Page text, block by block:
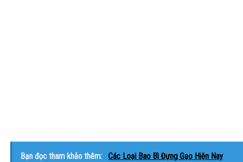
Bạn đọc tham khảo thêm: Các Loại Bao Bì Đựng Gạo Hiện Nay